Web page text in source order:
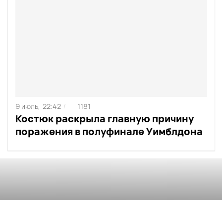
Костюк раскрыла главную причину
поражения в полуфинале Уимблдона
9 июль, 22:42 / 1181